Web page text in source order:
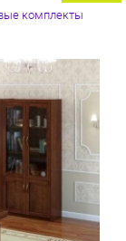
комплекты